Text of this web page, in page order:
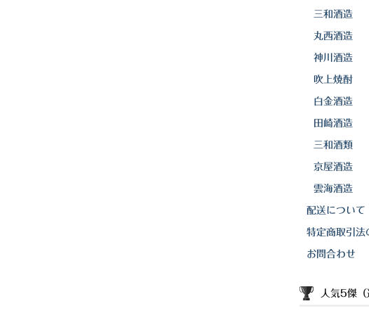
三和酒造
丸西酒造
神川酒造
吹上焼酎
白金酒造
田崎酒造
三和酒類
京屋酒造
雲海酒造
配送について
特定商取引法
お問合わせ
人気5傑（